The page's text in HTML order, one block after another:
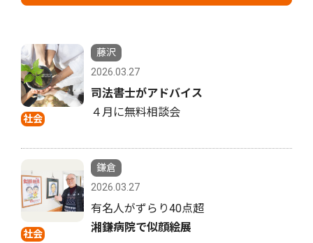
社会
藤沢
2026.03.27
司法書士がアドバイス
４月に無料相談会
社会
鎌倉
2026.03.27
有名人がずらり40点超
湘鎌病院で似顔絵展